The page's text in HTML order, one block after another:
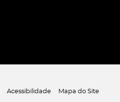
Acessibilidade Mapa do Site